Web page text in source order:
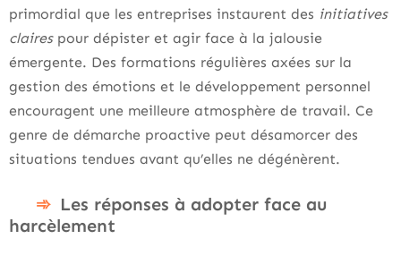
primordial que les entreprises instaurent des initiatives
clairespour dépister et agir face à la jalousie
émergente. Des formations régulières axées sur la
gestion des émotions et le développement personnel
encouragent une meilleure atmosphère de travail. Ce
genre de démarche proactive peut désamorcer des
situations tendues avant qu’elles ne dégénèrent.
Les réponses à adopter face au
harcèlement